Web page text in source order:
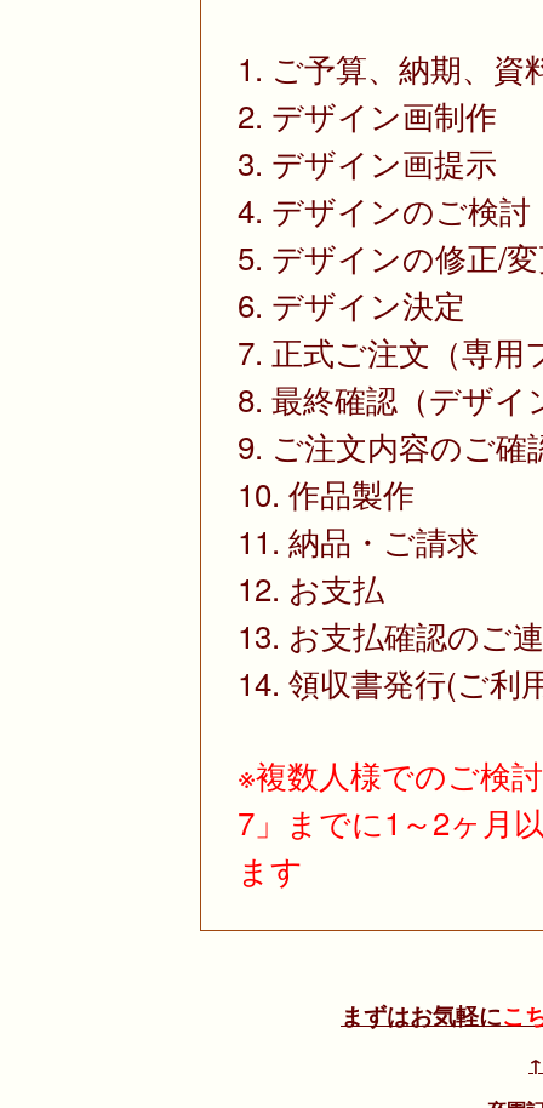
1. ご予算、納期、資
2. デザイン画制作
3. デザイン画提示
4. デザインのご検討
5. デザインの修正/
6. デザイン決定
7. 正式ご注文（専用
8. 最終確認（デザイ
9. ご注文内容のご確
10. 作品製作
11. 納品・ご請求
12. お支払
13. お支払確認のご
14. 領収書発行(ご利
※複数人様でのご検
7」までに1～2ヶ月
ます
まずはお気軽にこ